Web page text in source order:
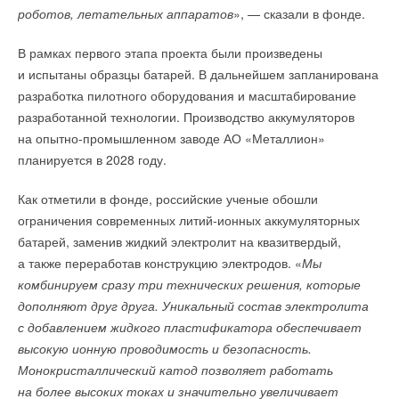
роботов, летательных аппаратов», — сказали в фонде.
В рамках первого этапа проекта были произведены
и испытаны образцы батарей. В дальнейшем запланирована
разработка пилотного оборудования и масштабирование
разработанной технологии. Производство аккумуляторов
на опытно-промышленном заводе АО «Металлион»
планируется в 2028 году.
Как отметили в фонде, российские ученые обошли
ограничения современных литий-ионных аккумуляторных
батарей, заменив жидкий электролит на квазитвердый,
а также переработав конструкцию электродов. «Мы
комбинируем сразу три технических решения, которые
дополняют друг друга. Уникальный состав электролита
с добавлением жидкого пластификатора обеспечивает
высокую ионную проводимость и безопасность.
Монокристаллический катод позволяет работать
на более высоких токах и значительно увеличивает
коническая и внутренняя цилиндрическая резьба позволяют
сборку соединений.
Фитинги не требуют дополнительной защиты при контакте
с агрессивными средами, включая штукатурку, стяжку,
монтажную пену и клеевые составы. Это упрощает монтаж
инженерных систем на объектах различного назначения.
Линейка включает около 100 позиций в 20 типоразмерах
от 3/8″ до 1″, что позволяет решать широкий спектр задач
при строительстве и модернизации объектов.
Каждый фитинг имеет уникальный код, с помощью которого
можно проверить уникальность изделия через приложение
РЕХАУ. Про Качество.
водоснабжения и водоотведения на объектах ЖКХ.
« Порядок мониторинга и контроля устранения аварийных
ситуаций и инцидентов позволит создать единую
систему мониторинга аварийности. Будет сформирован
единый подход к выявлению, регистрации, учету
и устранению аварийных ситуаций и инцидентов на всей
территории Российской Федерации, обеспечит
теплоснабжения, водоснабжения, водоотведения
и эксплуатации жилищного фонда, а также создать
основу для формирования достоверной статистики,
необходимой для планирования ремонтных программ
и модернизации коммунальной инфраструктуры», —
говорится в пояснительной записке.
Кроме того, указывается в ней, единообразное правовое
регулирование в сферах теплоснабжения, водоснабжения
и водоотведения должно позволить синхронизировать
Егор Щетинин, начальник цеха производственной
площадки:
«Производство и отгрузка такого крупного заказа — это